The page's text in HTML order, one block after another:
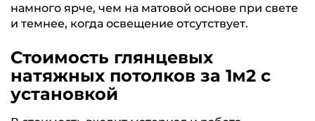
намного ярче, чем на матовой основе при свете
и темнее, когда освещение отсутствует.
Стоимость глянцевых
натяжных потолков за 1м2 с
установкой